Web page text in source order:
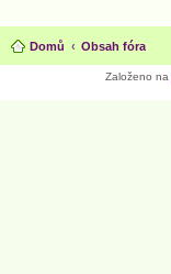
Domů Obsah fóra
Založeno na